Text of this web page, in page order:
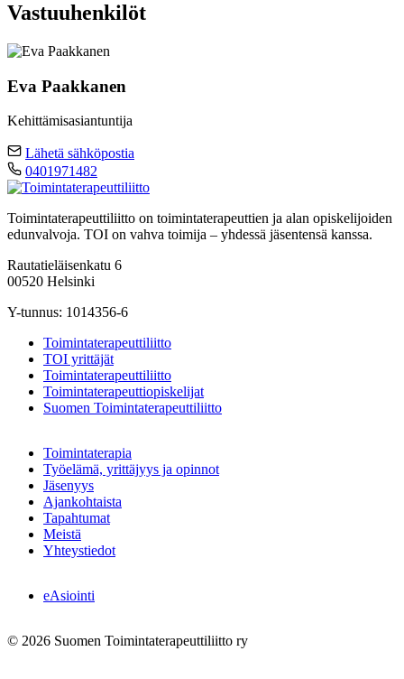
Vastuuhenkilöt
Eva Paakkanen
Kehittämisasiantuntija
Lähetä sähköpostia
0401971482
Toimintaterapeuttiliitto on toimintaterapeuttien ja alan opiskelijoiden
edunvalvoja. TOI on vahva toimija – yhdessä jäsentensä kanssa.
Rautatieläisenkatu 6
00520 Helsinki
Y-tunnus: 1014356-6
Toimintaterapeuttiliitto
TOI yrittäjät
Toimintaterapeuttiliitto
Toimintaterapeuttiopiskelijat
Suomen Toimintaterapeuttiliitto
Toimintaterapia
Työelämä, yrittäjyys ja opinnot
Jäsenyys
Ajankohtaista
Tapahtumat
Meistä
Yhteystiedot
eAsiointi
© 2026 Suomen Toimintaterapeuttiliitto ry